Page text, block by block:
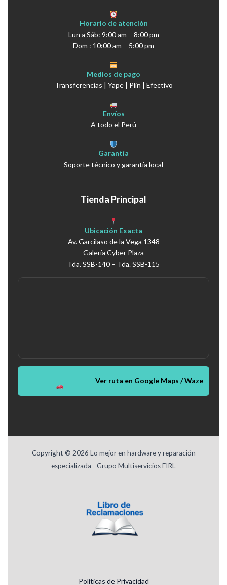
Horario de atención
Lun a Sáb: 9:00 am – 8:00 pm
Dom : 10:00 am – 5:00 pm
Medios de pago
Transferencias | Yape | Plin | Efectivo
Envíos
A todo el Perú
Garantía
Soporte técnico y garantía local
Tienda Principal
Ubicación Exacta
Av. Garcilaso de la Vega 1348
Galería Cyber Plaza
Tda. SSB-140 – Tda. SSB-115
Ver ruta en Google Maps / Waze
Copyright © 2026 Lo mejor en hardware y reparación
especializada - Grupo Multiservicios EIRL
Políticas de Privacidad